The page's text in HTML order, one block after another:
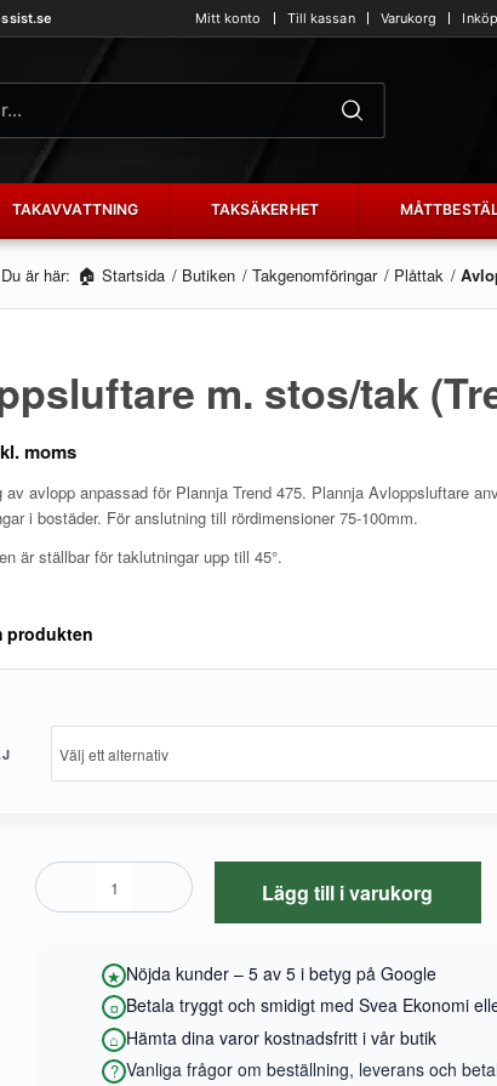
Mitt konto Till kassan Varukorg
TAKAVVATTNING TAKSÄKERHET
Du är här: Startsida / Butiken / Takgenomföringar / Plåttak /
m. stos/tak
av avlopp anpassad för Plannja Trend 475. Plannja Avloppsluftare
i bostäder. För anslutning till rördimensioner 75-100mm.
är ställbar för taklutningar upp till 45°.
produkten
Lägg till i varukorg
Nöjda kunder – 5 av 5 i betyg på Google
Betala tryggt och smidigt med Svea Ekonomi
Hämta dina varor kostnadsfritt i vår butik
Vanliga frågor om beställning, leverans och